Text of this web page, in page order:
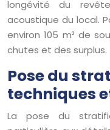
longévité du
acoustique du local.
environ 105 m² de
chutes et des surplus.
Pose du
techniques
La pose du